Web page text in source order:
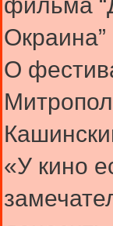
Окраина”
О
«У кино